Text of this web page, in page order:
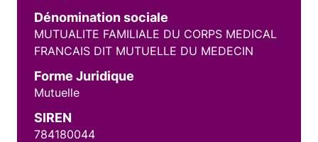
Dénomination sociale
MUTUALITE FAMILIALE DU CORPS MEDICAL
FRANCAIS DIT MUTUELLE DU MEDECIN
Forme Juridique
Mutuelle
SIREN
784180044